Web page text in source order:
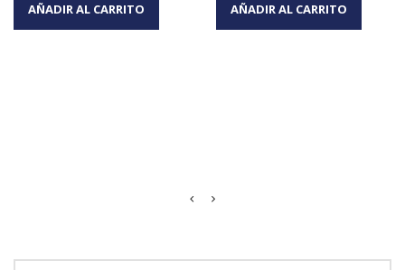
AÑADIR AL CARRITO AÑADIR AL CARRITO